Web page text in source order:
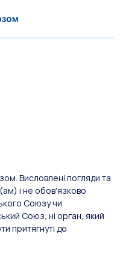
Висловлені погляди та
і не обов'язково
Союзу чи
Союз, ні орган, який
притягнуті до